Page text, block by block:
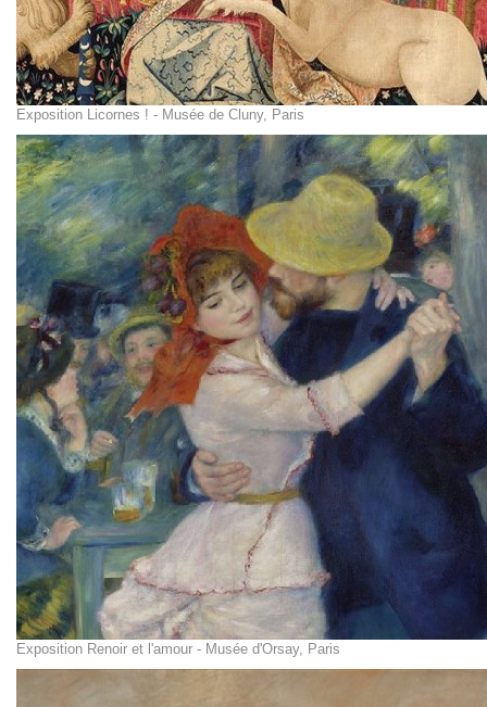
Exposition Licornes ! - Musée de Cluny, Paris
Exposition Renoir et l'amour - Musée d'Orsay, Paris